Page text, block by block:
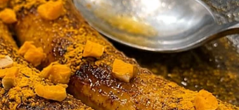
seorang lagi jemaah haji Malaysia
Facebook Norizah jadi
milikmu'
perkongsian Siti Nurhaliza buat ramai